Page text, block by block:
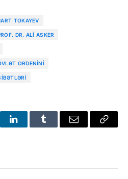
TOKAYEV
DR. ALI ASKER
ORDENINI
LinkedInTumblr Email
Copy